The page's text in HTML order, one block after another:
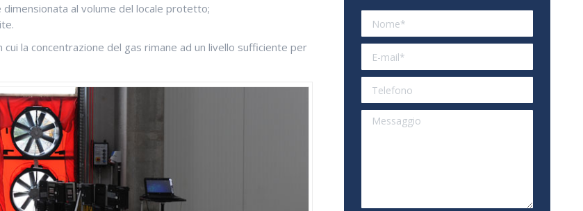
al volume del locale protetto;
la concentrazione del gas rimane ad un livello sufficiente per